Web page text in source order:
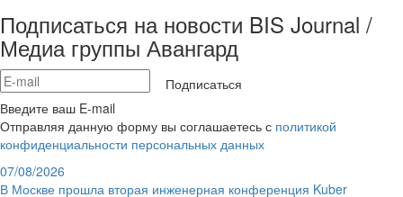
Подписаться на новости BIS Journal /
Медиа группы Авангард
Подписаться
Введите ваш E-mail
Отправляя данную форму вы соглашаетесь с политикой
конфиденциальности персональных данных
07/08/2026
В Москве прошла вторая инженерная конференция Kuber